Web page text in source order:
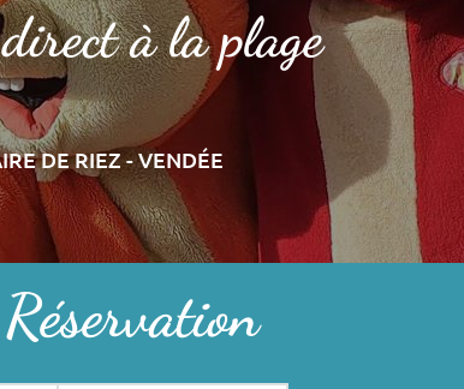
direct à la plage
DE RIEZ - VENDÉE